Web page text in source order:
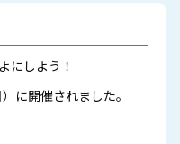
にしよう！
に開催されました。